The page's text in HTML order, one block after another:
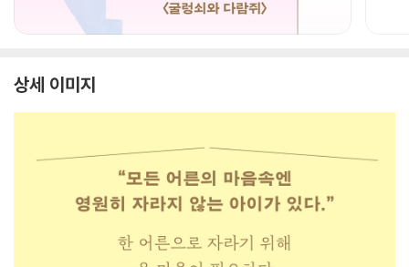
상세 이미지